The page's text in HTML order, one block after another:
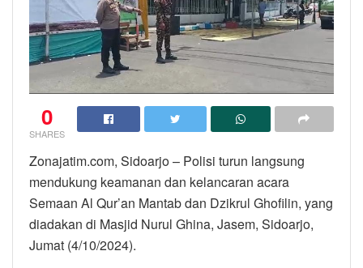
0
SHARES
Zonajatim.com, Sidoarjo – Polisi turun langsung
mendukung keamanan dan kelancaran acara
Semaan Al Qur’an Mantab dan Dzikrul Ghofilin, yang
diadakan di Masjid Nurul Ghina, Jasem, Sidoarjo,
Jumat (4/10/2024).